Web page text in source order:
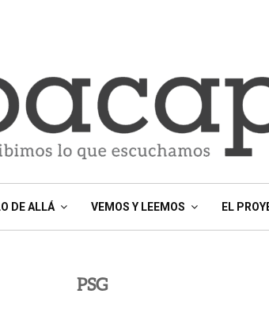
DE ALLÁ VEMOS Y LEEMOS EL
PSG